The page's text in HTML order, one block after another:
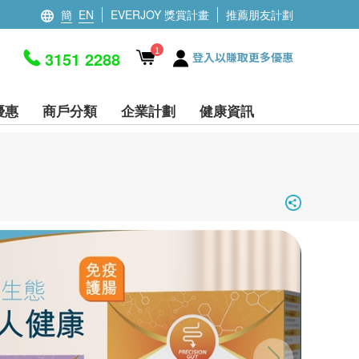
簡 EN EVERJOY 獎賞計畫 推薦朋友計劃
3151 2288 1 登入以賺取更多優惠
惠 商戶分類 企業計劃 健康資訊